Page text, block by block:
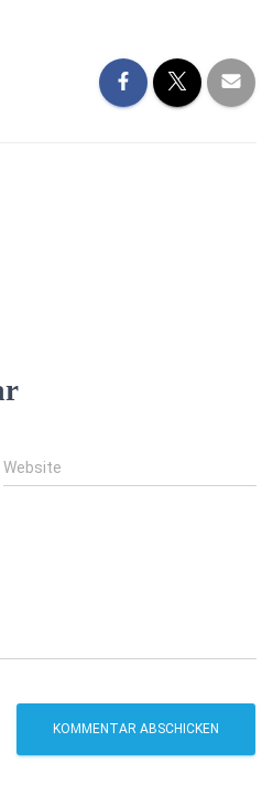
Website